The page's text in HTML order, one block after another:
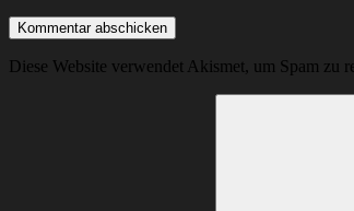
Diese Website verwendet Akismet, um Spam zu